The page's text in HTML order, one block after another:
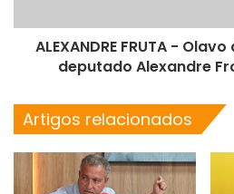
ALEXANDRE FRUTA -
deputado Alexandre
Artigos relacionados